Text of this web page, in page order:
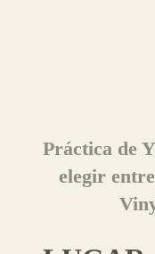
Práctica de
elegir entre